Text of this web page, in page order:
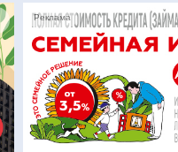
Реклама